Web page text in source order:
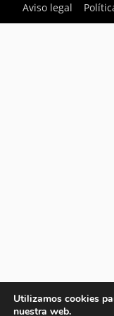
Aviso legal
Utilizamos cookies
nuestra web.